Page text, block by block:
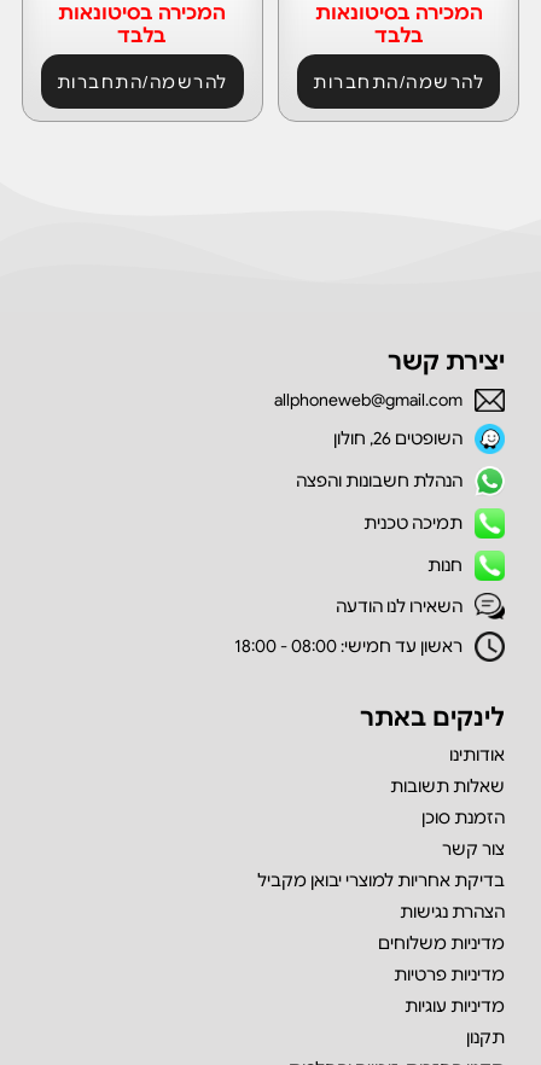
המכירה בסיטונאות
בלבד
להרשמה/התחברות
המכירה בסיטונאות
בלבד
להרשמה/התחברות
יצירת קשר
allphoneweb@gmail.com
השופטים 26, חולון
הנהלת חשבונות והפצה
תמיכה טכנית
חנות
השאירו לנו הודעה
ראשון עד חמישי: 08:00 - 18:00
לינקים באתר
אודותינו
שאלות תשובות
הזמנת סוכן
צור קשר
בדיקת אחריות למוצרי יבואן מקביל
הצהרת נגישות
מדיניות משלוחים
מדיניות פרטיות
מדיניות עוגיות
תקנון